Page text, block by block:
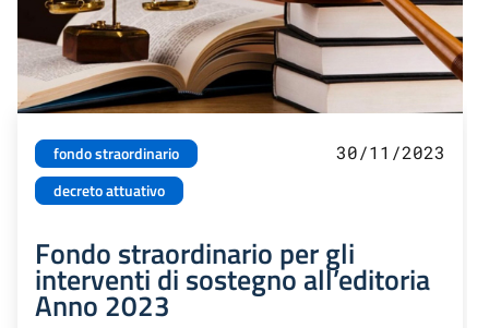
fondo straordinario
decreto attuativo
30/11/2023
Fondo straordinario per gli
interventi di sostegno all’editoria
Anno 2023